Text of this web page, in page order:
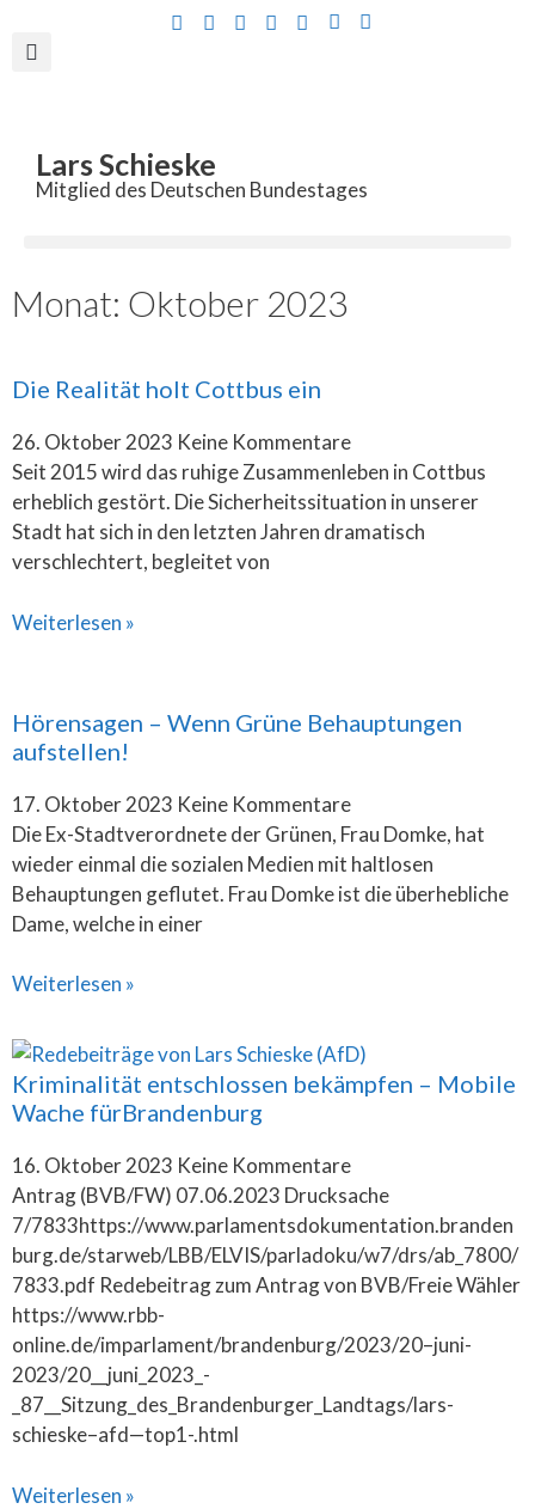
Lars Schieske
Mitglied des Deutschen Bundestages
Monat: Oktober 2023
Die Realität holt Cottbus ein
26. Oktober 2023 Keine Kommentare
Seit 2015 wird das ruhige Zusammenleben in Cottbus
erheblich gestört. Die Sicherheitssituation in unserer
Stadt hat sich in den letzten Jahren dramatisch
verschlechtert, begleitet von
Weiterlesen »
Hörensagen – Wenn Grüne Behauptungen
aufstellen!
17. Oktober 2023 Keine Kommentare
Die Ex-Stadtverordnete der Grünen, Frau Domke, hat
wieder einmal die sozialen Medien mit haltlosen
Behauptungen geflutet. Frau Domke ist die überhebliche
Dame, welche in einer
Weiterlesen »
Kriminalität entschlossen bekämpfen – Mobile
Wache fürBrandenburg
16. Oktober 2023 Keine Kommentare
Antrag (BVB/FW) 07.06.2023 Drucksache
7/7833https://www.parlamentsdokumentation.branden
burg.de/starweb/LBB/ELVIS/parladoku/w7/drs/ab_7800/
7833.pdf Redebeitrag zum Antrag von BVB/Freie Wähler
https://www.rbb-
online.de/imparlament/brandenburg/2023/20–juni-
2023/20__juni_2023_-
_87__Sitzung_des_Brandenburger_Landtags/lars-
schieske–afd—top1-.html
Weiterlesen »